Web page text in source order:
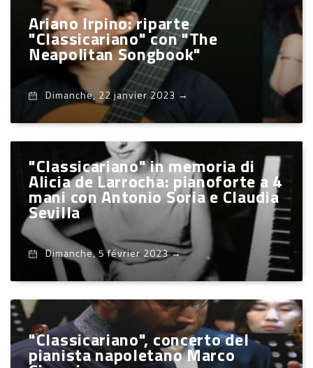
Ariano Irpino: riparte
"Classicariano" con "The
Neapolitan Songbook"
Dimanche, 22 janvier 2023 →
"Classicariano" in memoria di
Alicia de Larrocha: pianoforte a 4
mani con Antonio Soria e Claudia
Sevilla
Dimanche, 5 février 2023→
"Classicariano", concerto del
pianista napoletano Marco